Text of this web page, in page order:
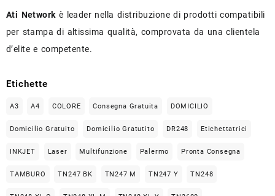
Ati Networkè leader nella distribuzione di prodotti compatibili
per stampa di altissima qualità, comprovata da una clientela
d’elite e competente.
Etichette
A3 A4 COLORE Consegna Gratuita DOMICILIO
Domicilio Gratuito Domicilio Gratutito DR248 Etichettatrici
INKJET Laser Multifunzione Palermo Pronta Consegna
TAMBURO TN247 BK TN247 M TN247 Y TN248